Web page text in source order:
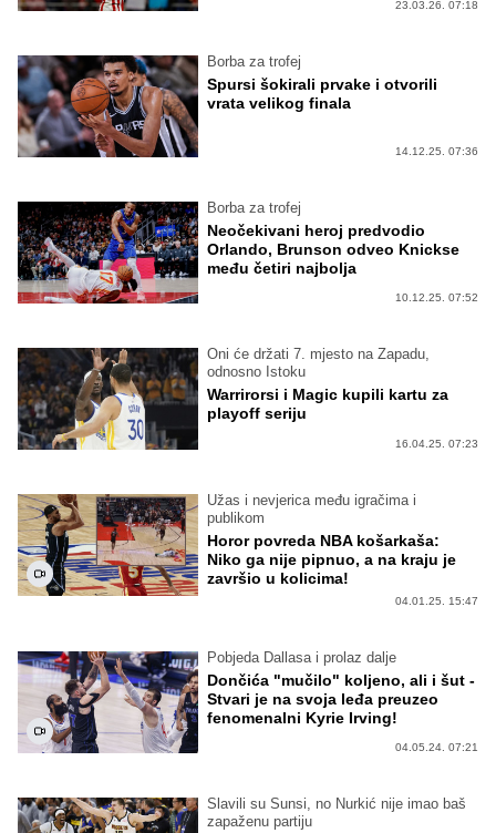
23.03.26. 07:18
Borba za trofej
Spursi šokirali prvake i otvorili
vrata velikog finala
14.12.25. 07:36
Borba za trofej
Neočekivani heroj predvodio
Orlando, Brunson odveo Knickse
među četiri najbolja
10.12.25. 07:52
Oni će držati 7. mjesto na Zapadu,
odnosno Istoku
Warrirorsi i Magic kupili kartu za
playoff seriju
16.04.25. 07:23
Užas i nevjerica među igračima i
publikom
Horor povreda NBA košarkaša:
Niko ga nije pipnuo, a na kraju je
završio u kolicima!
04.01.25. 15:47
Pobjeda Dallasa i prolaz dalje
Dončića "mučilo" koljeno, ali i šut -
Stvari je na svoja leđa preuzeo
fenomenalni Kyrie Irving!
04.05.24. 07:21
Slavili su Sunsi, no Nurkić nije imao baš
zapaženu partiju